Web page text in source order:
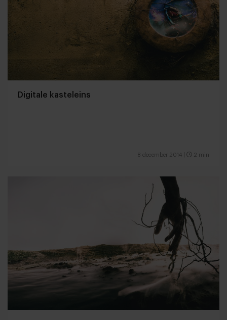
Digitale kasteleins
8 december 2014 2 min